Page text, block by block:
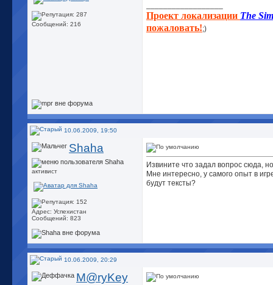
Сообщений: 216
Проект локализации The
пожаловать!;)
10.06.2009, 19:50
Shaha
активист
Адрес: Успехистан
Сообщений: 823
Извините что задал вопрос сюда,
Мне интересно, у самого опыт в
будут тексты?
10.06.2009, 20:29
M@ryKey